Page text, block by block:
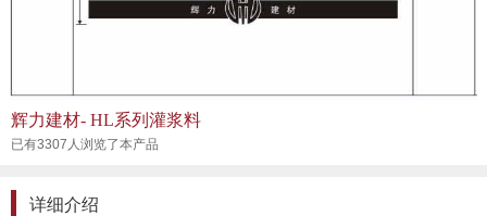
辉力建材- HL系列灌浆料
已有3307人浏览了本产品
详细介绍